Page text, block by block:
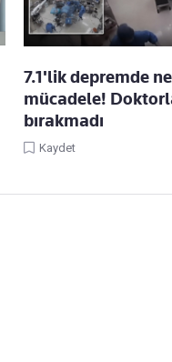
7.1'lik depremde
mücadele!
bırakmadı
Kaydet